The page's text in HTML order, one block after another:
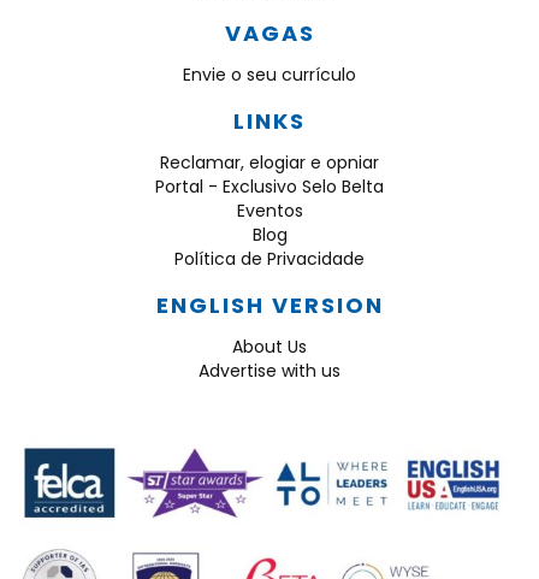
VAGAS
Envie o seu currículo
LINKS
Reclamar, elogiar e opniar
Portal - Exclusivo Selo Belta
Eventos
Blog
Política de Privacidade
ENGLISH VERSION
About Us
Advertise with us